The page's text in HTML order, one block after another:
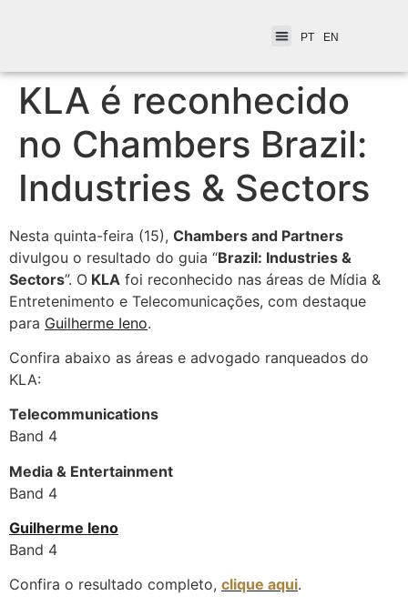
PT EN
KLA é reconhecido
no Chambers Brazil:
Industries & Sectors
Nesta quinta-feira (15), Chambers and Partners
divulgou o resultado do guia “Brazil: Industries &
Sectors”. O KLA foi reconhecido nas áreas de Mídia &
Entretenimento e Telecomunicações, com destaque
para Guilherme Ieno.
Confira abaixo as áreas e advogado ranqueados do
KLA:
Telecommunications
Band 4
Media & Entertainment
Band 4
Guilherme Ieno
Band 4
Confira o resultado completo, clique aqui.